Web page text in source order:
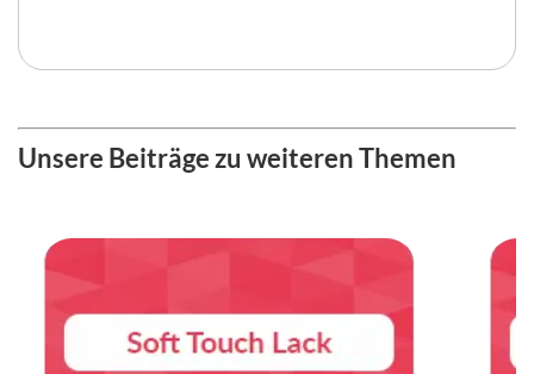
Unsere Beiträge zu weiteren Themen